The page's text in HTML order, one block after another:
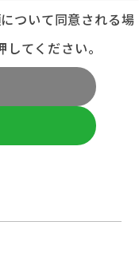
ついて同意される場
てください。